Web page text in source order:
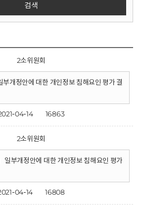
검색
2소위원회
부개정안에 대한 개인정보 침해요인 평가 결
04-14 16863
2소위원회
일부개정안에 대한 개인정보 침해요인 평가
04-14 16808